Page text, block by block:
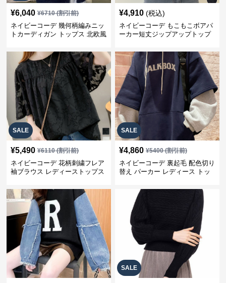
¥6,040 ¥6710(割引前)
ネイビーコーデ 幾何柄編みニッ
トカーディガン トップス 北欧風
¥4,910 (税込)
ネイビーコーデ もこもこボアパ
ーカー短丈ジップアップトップ
SALE
¥5,490 ¥6110(割引前)
ネイビーコーデ 花柄刺繍フレア
袖ブラウス レディーストップス
SALE
¥4,860 ¥5400(割引前)
ネイビーコーデ 裏起毛 配色切り
替え パーカー レディース トッ
SALE